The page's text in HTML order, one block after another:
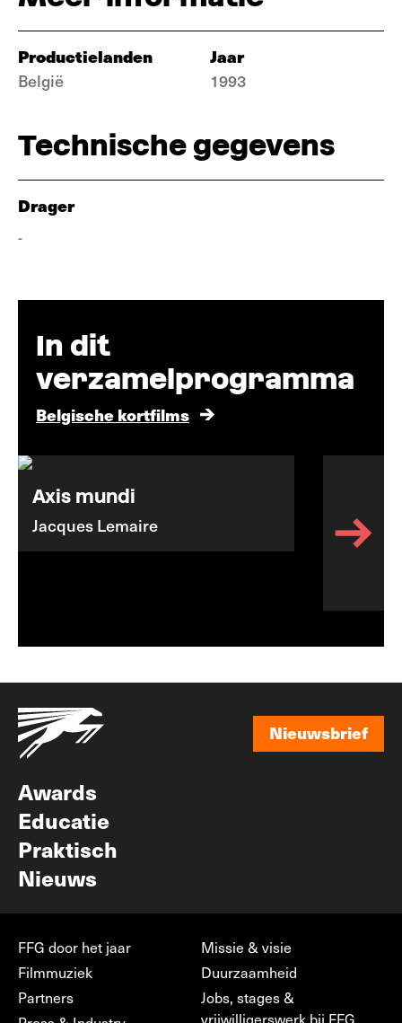
Productielanden
België
Jaar
1993
Technische gegevens
Drager
-
In dit
verzamelprogramma
Belgische kortfilms
Axis mundi
Jacques Lemaire
Nieuwsbrief
Awards
Educatie
Praktisch
Nieuws
FFG door het jaar
Filmmuziek
Partners
Missie & visie
Duurzaamheid
Jobs, stages &
vrijwilligerswerk bij FFG